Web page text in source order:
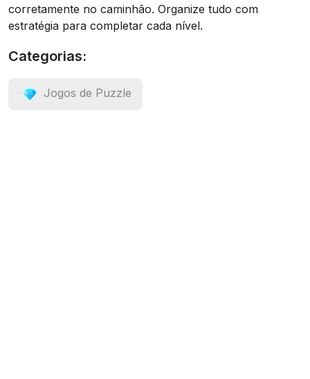
corretamente no caminhão. Organize tudo com
estratégia para completar cada nível.
Categorias:
Jogos de Puzzle